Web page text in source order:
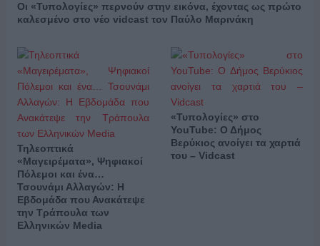
Οι «Τυπολογίες» περνούν στην εικόνα, έχοντας ως πρώτο
καλεσμένο στο νέο vidcast τον Παύλο Μαρινάκη
Τηλεοπτικά
«Μαγειρέματα», Ψηφιακοί
Πόλεμοι και ένα…
Τσουνάμι Αλλαγών: Η
Εβδομάδα που Ανακάτεψε
την Τράπουλα των
Ελληνικών Media
«Τυπολογίες» στο
YouTube: Ο Δήμος
Βερύκιος ανοίγει τα χαρτιά
του – Vidcast